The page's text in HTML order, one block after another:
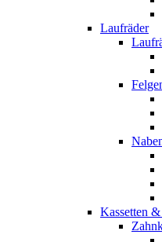
Laufräder
Kassetten